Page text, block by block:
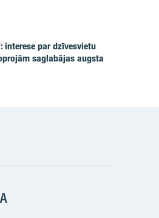
interese par dzīvesvietu
saglabājas augsta